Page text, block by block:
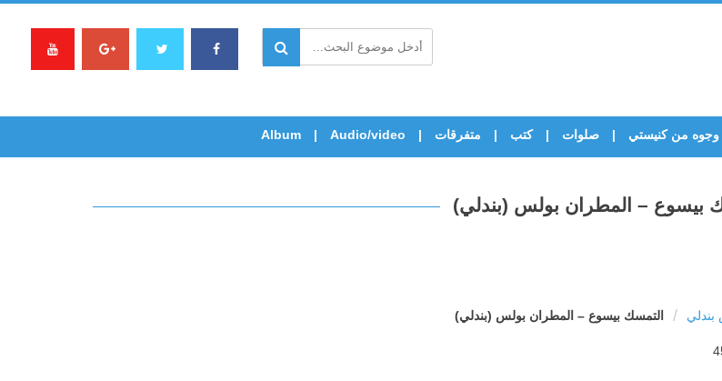
وجوه من كنيستي صلوات كتب متفرقات Audio/video
Album
بيسوع – المطران بولس (بندلي)
بندلي / التمسك بيسوع – المطران بولس (بندلي)